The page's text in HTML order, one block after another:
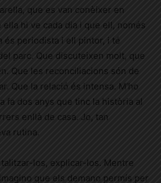
que es van conèixer en
hi ve cada dia i que ell, només
és periodista i ell pintor, i té
parc. Que discuteixen molt, que
Que les reconciliacions són de
Que la relació és intensa. M’ho
fa dos anys que tinc la història al
enllà de casa. Jo, tan
rutina.
los, explicar-los. Mentre
que els demano permís per